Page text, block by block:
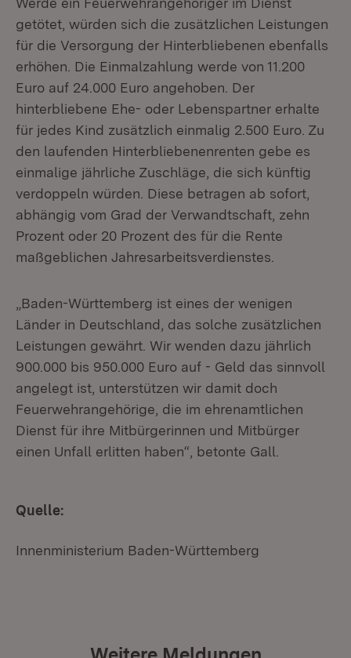
getötet, würden sich die zusätzlichen Leistungen
für die Versorgung der Hinterbliebenen ebenfalls
erhöhen. Die Einmalzahlung werde von 11.200
Euro auf 24.000 Euro angehoben. Der
hinterbliebene Ehe- oder Lebenspartner erhalte
für jedes Kind zusätzlich einmalig 2.500 Euro. Zu
den laufenden Hinterbliebenenrenten gebe es
einmalige jährliche Zuschläge, die sich künftig
verdoppeln würden. Diese betragen ab sofort,
abhängig vom Grad der Verwandtschaft, zehn
Prozent oder 20 Prozent des für die Rente
maßgeblichen Jahresarbeitsverdienstes.
„Baden-Württemberg ist eines der wenigen
Länder in Deutschland, das solche zusätzlichen
Leistungen gewährt. Wir wenden dazu jährlich
900.000 bis 950.000 Euro auf - Geld das sinnvoll
angelegt ist, unterstützen wir damit doch
Feuerwehrangehörige, die im ehrenamtlichen
Dienst für ihre Mitbürgerinnen und Mitbürger
einen Unfall erlitten haben“, betonte Gall.
Quelle:
Innenministerium Baden-Württemberg